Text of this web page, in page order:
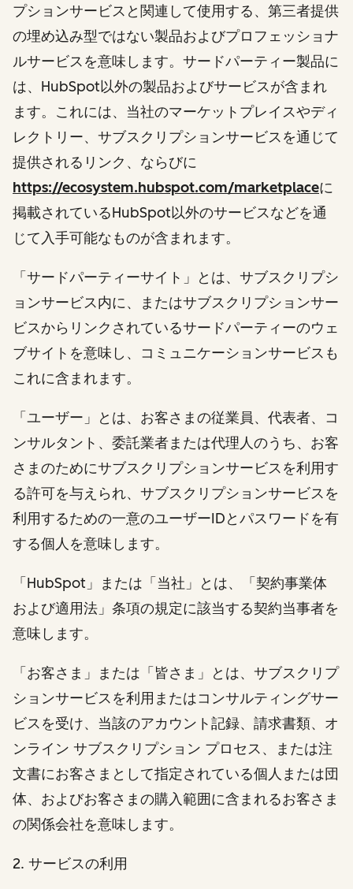
プションサービスと関連して使用する、第三者提供
の埋め込み型ではない製品およびプロフェッショナ
ルサービスを意味します。サードパーティー製品に
は、HubSpot以外の製品およびサービスが含まれ
ます。これには、当社のマーケットプレイスやディ
レクトリー、サブスクリプションサービスを通じて
提供されるリンク、ならびに
https://ecosystem.hubspot.com/marketplaceに
掲載されているHubSpot以外のサービスなどを通
じて入手可能なものが含まれます。
「サードパーティーサイト」とは、サブスクリプシ
ョンサービス内に、またはサブスクリプションサー
ビスからリンクされているサードパーティーのウェ
ブサイトを意味し、コミュニケーションサービスも
これに含まれます。
「ユーザー」とは、お客さまの従業員、代表者、コ
ンサルタント、委託業者または代理人のうち、お客
さまのためにサブスクリプションサービスを利用す
る許可を与えられ、サブスクリプションサービスを
利用するための一意のユーザーIDとパスワードを有
する個人を意味します。
「HubSpot」または「当社」とは、「契約事業体
および適用法」条項の規定に該当する契約当事者を
意味します。
「お客さま」または「皆さま」とは、サブスクリプ
ションサービスを利用またはコンサルティングサー
ビスを受け、当該のアカウント記録、請求書類、オ
ンライン サブスクリプション プロセス、または注
文書にお客さまとして指定されている個人または団
体、およびお客さまの購入範囲に含まれるお客さま
の関係会社を意味します。
2. サービスの利用